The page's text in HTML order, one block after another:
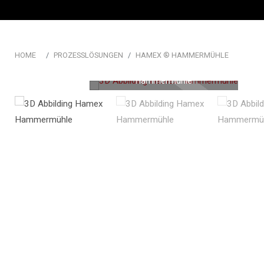
HOME PROZESSLÖSUNGEN HAMEX ® HAMMERMÜHLE
Hammermühle